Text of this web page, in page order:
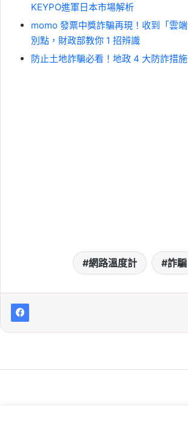
KEYPO進軍日本市場解析
momo 發票中獎詐騙再現！收到「雲端
別點，財政部教你 1 招辨識
防止土地詐騙必看！地政 4 大防詐措
網路溫度計 詐騙